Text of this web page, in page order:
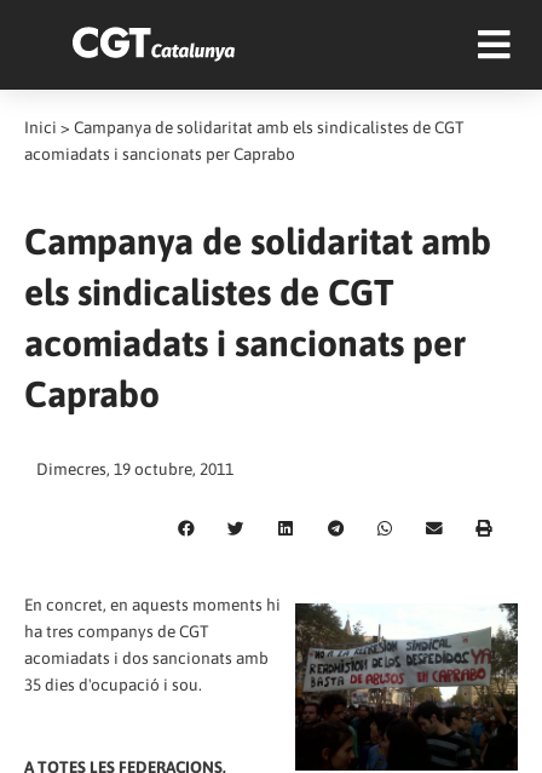
Inici > Campanya de solidaritat amb els sindicalistes de CGT
acomiadats i sancionats per Caprabo
Campanya de solidaritat amb
els sindicalistes de CGT
acomiadats i sancionats per
Caprabo
Dimecres, 19 octubre, 2011
En concret, en aquests moments hi
ha tres companys de CGT
acomiadats i dos sancionats amb
35 dies d'ocupació i sou.
A TOTES LES FEDERACIONS,